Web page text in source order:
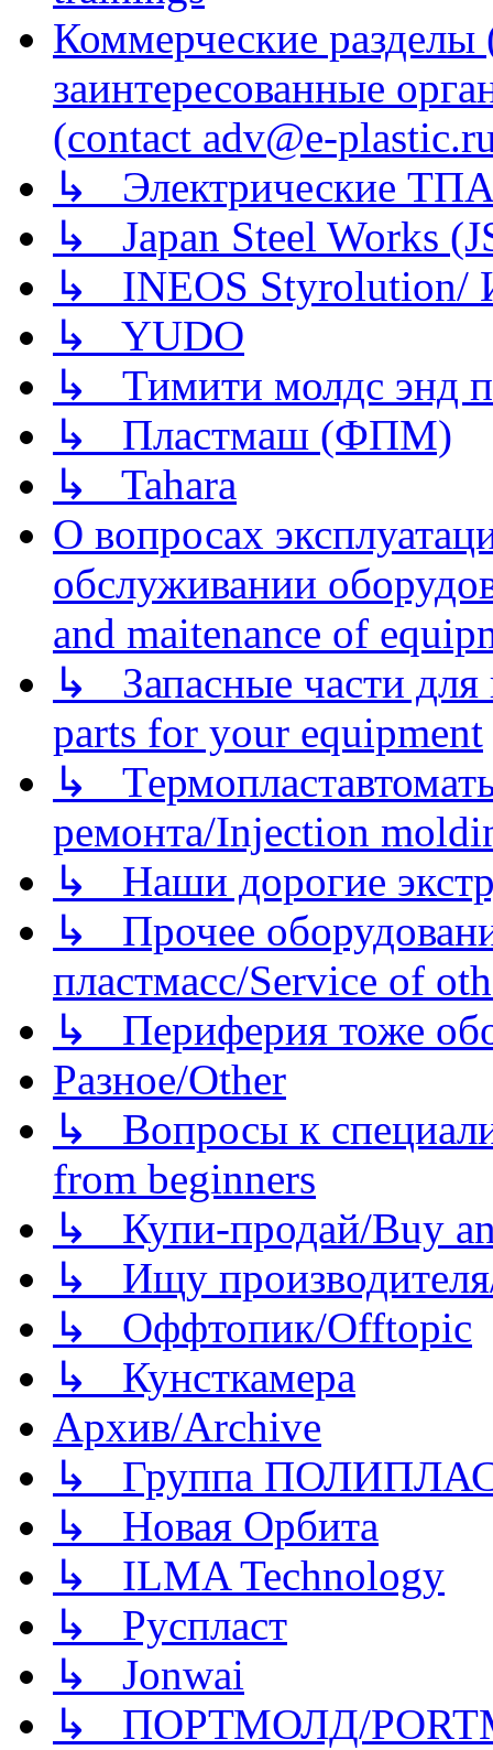
Коммерческие
заинтересованные
(contact adv@e-
↳ Электрические
↳ Japan Steel Works
↳ INEOS
↳ YUDO
↳ Тимити молдс энд
↳ Пластмаш (ФПМ)
↳ Tahara
О вопросах
обслуживании
and maitenance of
↳ Запасные части для
parts for your equipment
↳
ремонта/Injection
↳ Наши дорогие
↳ Прочее
пластмасс/Service of
↳ Периферия тоже
Разное/Other
↳ Вопросы к
from beginners
↳ Купи-продай/Buy
↳ Ищу
↳ Оффтопик/Offtopic
↳ Кунсткамера
Архив/Archive
↳ Группа
↳ Новая Орбита
↳ ILMA Technology
↳ Руспласт
↳ Jonwai
↳ ПОРТМОЛД/